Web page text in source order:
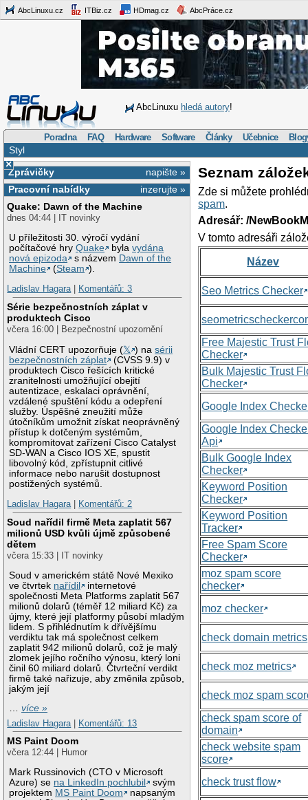
AbcLinuxu.cz ITBiz.cz HDmag.cz AbcPráce.cz
AbcLinuxu hledá autory!
Poradna FAQ Hardware Software Články Učebnice
Styl
×
napište »
Zprávičky
inzerujte »
Pracovní nabídky
Quake: Dawn of the Machine
dnes 04:44 | IT novinky
U příležitosti 30. výročí vydání
počítačové hryQuake bylavydána
nová epizoda
s názvem Dawn of the
Machine
(Steam ).
Ladislav Hagara| Komentářů: 3
Série bezpečnostních záplat v
produktech Cisco
včera 16:00 | Bezpečnostní upozornění
Vládní CERT upozorňuje (𝕏 ) nasérii
bezpečnostních záplat
(CVSS 9.9) v
produktech Cisco řešících kritické
zranitelnosti umožňující obejití
autentizace, eskalaci oprávnění,
vzdálené spuštění kódu a odepření
služby. Úspěšné zneužití může
útočníkům umožnit získat neoprávněný
přístup k dotčeným systémům,
kompromitovat zařízení Cisco Catalyst
SD-WAN a Cisco IOS XE, spustit
libovolný kód, zpřístupnit citlivé
informace nebo narušit dostupnost
postižených systémů.
Ladislav Hagara| Komentářů: 2
Soud nařídil firmě Meta zaplatit 567
milionů USD kvůli újmě způsobené
dětem
včera 15:33 | IT novinky
Soud v americkém státě Nové Mexiko
ve čtvrtek nařídil
internetové
společnosti Meta Platforms zaplatit 567
milionů dolarů (téměř 12 miliard Kč) za
újmy, které její platformy působí mladým
lidem. S přihlédnutím k dřívějšímu
verdiktu tak má společnost celkem
zaplatit 942 milionů dolarů, což je malý
zlomek jejího ročního výnosu, který loni
činil 60 miliard dolarů. Čtvrteční verdikt
firmě také nařizuje, aby změnila způsob,
jakým její
…více »
Ladislav Hagara
Komentářů: 13
MS Paint Doom
včera 12:44 | Humor
Mark Russinovich (CTO v Microsoft
Azure) se na LinkedIn pochlubil
svým
projektem MS Paint Doom
napsaným
Seznam
Zde si můžete
spam.
Adresář: /
V tomto adresáři
Název
Seo Metrics Checker
Free Majestic Trust
Checker
Bulk Majestic Trust
Checker
Google Index
Google Index
Api
Bulk Google Index
Checker
Keyword Position
Checker
Keyword Position
Tracker
Free Spam Score
Checker
moz spam score
checker
moz checker
check domain metrics
check moz metrics
check moz spam
check spam score of
domain
check website spam
score
check trust flow